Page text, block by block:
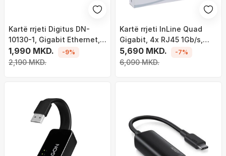
Kartë rrjeti Digitus DN-
10130-1, Gigabit Ethernet,
PCI Express
1,990 MKD.
2,190 MKD.
-9%
Kartë rrjeti InLine Quad
Gigabit, 4x RJ45 1Gb/s,
PCIe x1
5,690 MKD.
6,090 MKD.
-7%